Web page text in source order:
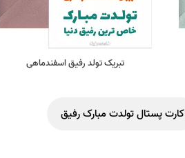
تبریک تولد رفیق اسفندماهی
کارت پستال تولدت مبارک رفیق